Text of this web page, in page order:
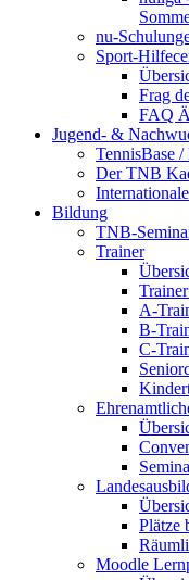
nu-
Sport-
Frag
FAQ
Jugend- &
TennisBase
Der TNB
Bildung
TNB-
Trainer
A-
B-
C-
Plätze
Moodle